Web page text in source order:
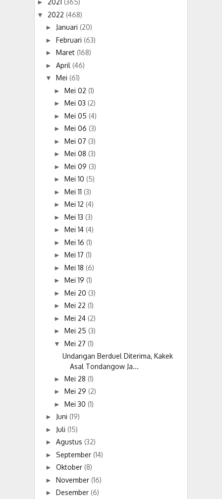
► 2021 (365)
▼ 2022 (468)
► Januari (20)
► Februari (63)
► Maret (168)
► April (46)
▼ Mei (61)
► Mei 02 (1)
► Mei 03 (2)
► Mei 05 (4)
► Mei 06 (3)
► Mei 07 (3)
► Mei 08 (3)
► Mei 09 (3)
► Mei 10 (5)
► Mei 11 (3)
► Mei 12 (4)
► Mei 13 (3)
► Mei 14 (4)
► Mei 16 (1)
► Mei 17 (1)
► Mei 18 (6)
► Mei 19 (1)
► Mei 20 (3)
► Mei 22 (1)
► Mei 24 (2)
► Mei 25 (3)
▼ Mei 27 (1)
Undangan Berduel Diterima, Kakek
Asal Tondangow Ja...
► Mei 28 (1)
► Mei 29 (2)
► Mei 30 (1)
► Juni (19)
► Juli (15)
► Agustus (32)
► September (14)
► Oktober (8)
► November (16)
► Desember (6)